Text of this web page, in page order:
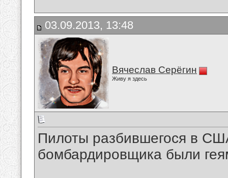
03.09.2013, 13:48
Вячеслав Серёгин
Живу я здесь
Пилоты разбившегося в
бомбардировщика были